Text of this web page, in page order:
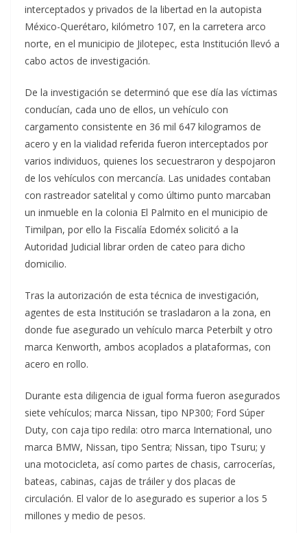
interceptados y privados de la libertad en la autopista
México-Querétaro, kilómetro 107, en la carretera arco
norte, en el municipio de Jilotepec, esta Institución llevó a
cabo actos de investigación.
De la investigación se determinó que ese día las víctimas
conducían, cada uno de ellos, un vehículo con
cargamento consistente en 36 mil 647 kilogramos de
acero y en la vialidad referida fueron interceptados por
varios individuos, quienes los secuestraron y despojaron
de los vehículos con mercancía. Las unidades contaban
con rastreador satelital y como último punto marcaban
un inmueble en la colonia El Palmito en el municipio de
Timilpan, por ello la Fiscalía Edoméx solicitó a la
Autoridad Judicial librar orden de cateo para dicho
domicilio.
Tras la autorización de esta técnica de investigación,
agentes de esta Institución se trasladaron a la zona, en
donde fue asegurado un vehículo marca Peterbilt y otro
marca Kenworth, ambos acoplados a plataformas, con
acero en rollo.
Durante esta diligencia de igual forma fueron asegurados
siete vehículos; marca Nissan, tipo NP300; Ford Súper
Duty, con caja tipo redila: otro marca International, uno
marca BMW, Nissan, tipo Sentra; Nissan, tipo Tsuru; y
una motocicleta, así como partes de chasis, carrocerías,
bateas, cabinas, cajas de tráiler y dos placas de
circulación. El valor de lo asegurado es superior a los 5
millones y medio de pesos.